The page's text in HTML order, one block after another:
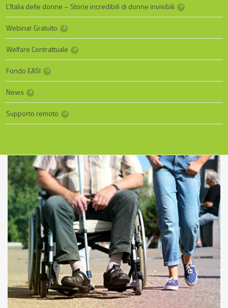
L’Italia delle donne – Storie incredibili di donne invisibili
Webinar Gratuito
Welfare Contrattuale
Fondo EASI
News
Supporto remoto